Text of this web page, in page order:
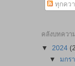
ทุกคว
คลังบทควา
▼ 2024
▼ มกร